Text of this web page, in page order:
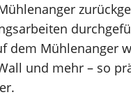
dem
und mehr – so